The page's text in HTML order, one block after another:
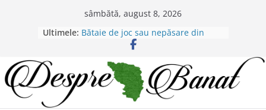
sâmbătă, august 8, 2026
Ultimele: Bătaie de joc sau nepăsare din
partea administraţiei judeţene?
în Timișoara
Alex Murgoi, un glas al lumii
satului bănățean !
20 de trăiri, 20 de visuri cu